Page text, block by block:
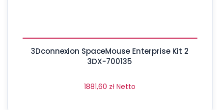
3Dconnexion SpaceMouse Enterprise Kit 2
3DX-700135
1881,60 zł Netto